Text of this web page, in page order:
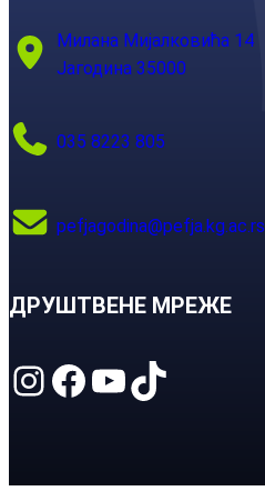
Милана Мијалковића 14
Јагодина 35000
035 8223 805
pefjagodina@pefja.kg.ac.rs
ДРУШТВЕНЕ МРЕЖЕ
Instagram Facebook YouTube TikTok